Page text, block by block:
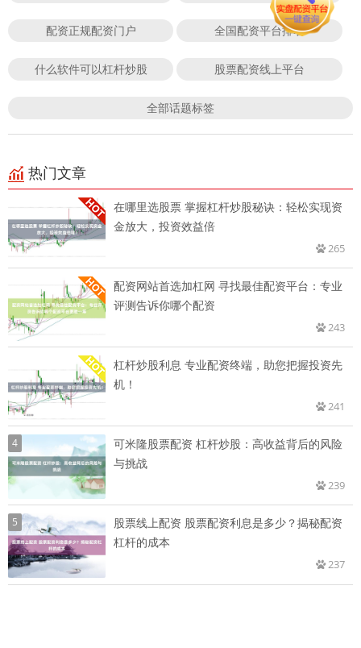
配资正规配资门户 全国配资平台排名
什么软件可以杠杆炒股 股票配资线上平台
全部话题标签
热门文章
在哪里选股票 掌握杠杆炒股秘诀：轻松实现资
金放大，投资效益倍
265
配资网站首选加杠网 寻找最佳配资平台：专业
评测告诉你哪个配资
243
杠杆炒股利息 专业配资终端，助您把握投资先
机！
241
4
可米隆股票配资 杠杆炒股：高收益背后的风险
与挑战
239
5
股票线上配资 股票配资利息是多少？揭秘配资
杠杆的成本
237